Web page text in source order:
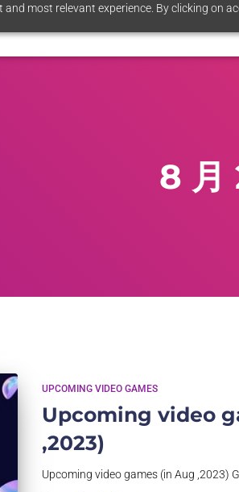
most relevant experience. By clicking on
8 月
UPCOMING VIDEO GAMES
Upcoming video
,2023)
Upcoming video games (in Aug ,2023)